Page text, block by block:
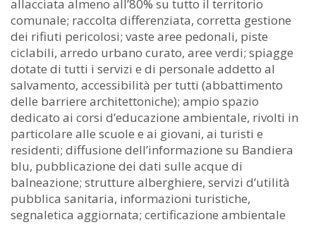
allacciata almeno all’80% su tutto il territorio
comunale; raccolta differenziata, corretta gestione
dei rifiuti pericolosi; vaste aree pedonali, piste
ciclabili, arredo urbano curato, aree verdi; spiagge
dotate di tutti i servizi e di personale addetto al
salvamento, accessibilità per tutti (abbattimento
delle barriere architettoniche); ampio spazio
dedicato ai corsi d’educazione ambientale, rivolti in
particolare alle scuole e ai giovani, ai turisti e
residenti; diffusione dell’informazione su Bandiera
blu, pubblicazione dei dati sulle acque di
balneazione; strutture alberghiere, servizi d’utilità
pubblica sanitaria, informazioni turistiche,
segnaletica aggiornata; certificazione ambientale